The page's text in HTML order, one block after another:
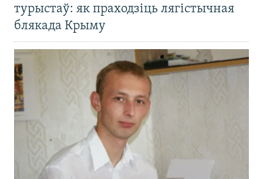
турыстаў: як праходзіць лягістычная
блякада Крыму